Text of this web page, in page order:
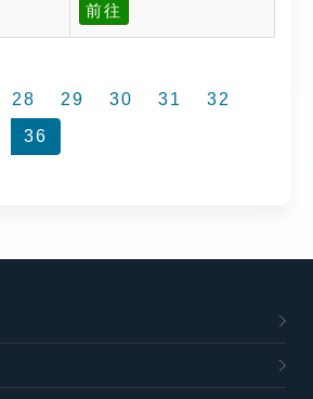
前往
28 29 30 31
32
36